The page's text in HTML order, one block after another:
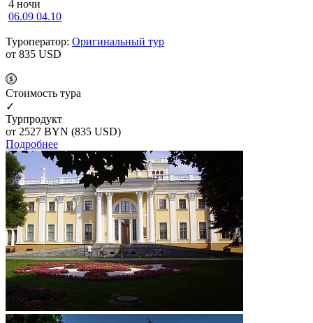
4 ночи
06.09 04.10
Туроператор: Оригинальный тур
от 835 USD
Cтоимость тура
✓
Турпродукт
от 2527 BYN (835 USD)
Подробнее